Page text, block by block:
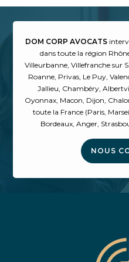
DOM CORP AVOCATS
dans toute la région
Villeurbanne, Villefranche sur
Roanne, Privas, Le Puy,
Jallieu, Chambéry,
Oyonnax, Macon, Dijon,
toute la France (Paris,
Bordeaux, Anger,
NOUS